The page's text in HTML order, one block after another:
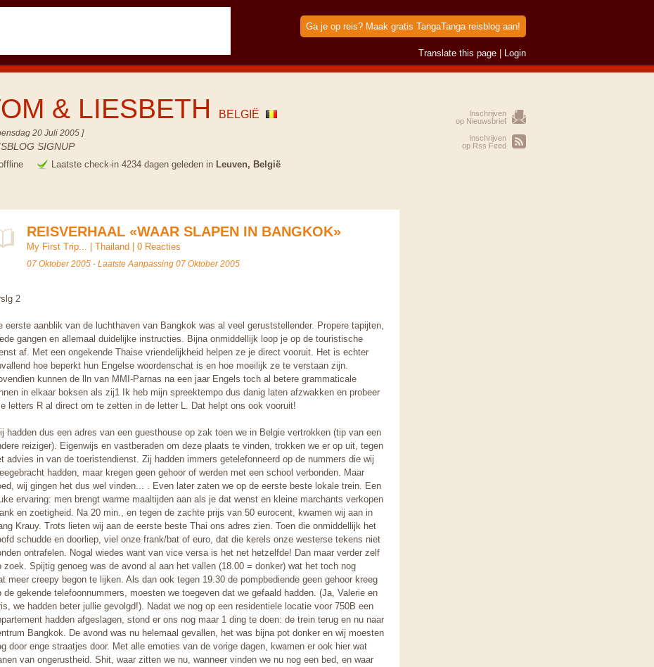
Ga je op reis? Maak gratis TangaTanga reisblog aan!
Translate this page Login
& LIESBETH BELGIË
20 Juli 2005 ]
SIGNUP
Laatste check-in 4234 dagen geleden in Leuven, België
Inschrijven
op Nieuwsbrief
Inschrijven
op Rss Feed
REISVERHAAL «WAAR SLAPEN IN BANGKOK»
My First Trip... Thailand 0 Reacties
07 Oktober 2005 - Laatste Aanpassing 07 Oktober 2005
2
eerste aanblik van de luchthaven van Bangkok was al veel geruststellender. Propere tapijten,
gangen en allemaal duidelijke instructies. Bijna onmiddellijk loop je op de touristische
af. Met een ongekende Thaise vriendelijkheid helpen ze je direct vooruit. Het is echter
hoe beperkt hun Engelse woordenschat is en hoe moeilijk ze te verstaan zijn.
kunnen de lln van MMI-Parnas na een jaar Engels toch al betere grammaticale
in elkaar boksen als zij1 Ik heb mijn spreektempo dus danig laten afzwakken en probeer
letters R al direct om te zetten in de letter L. Dat helpt ons ook vooruit!
hadden dus een adres van een guesthouse op zak toen we in Belgie vertrokken (tip van een
reiziger). Eigenwijs en vastberaden om deze plaats te vinden, trokken we er op uit, tegen
advies in van de toeristendienst. Zij hadden immers getelefonneerd op de nummers die wij
hadden, maar kregen geen gehoor of werden met een school verbonden. Maar
wij gingen het dus wel vinden... . Even later zaten we op de eerste beste lokale trein. Een
ervaring: men brengt warme maaltijden aan als je dat wenst en kleine marchants verkopen
en zoetigheid. Na 20 min., en tegen de zachte prijs van 50 eurocent, kwamen wij aan in
Krauy. Trots lieten wij aan de eerste beste Thai ons adres zien. Toen die onmiddellijk het
schudde en doorliep, viel onze frank/bat of euro, dat die kerels onze westerse tekens niet
ontrafelen. Nogal wiedes want van vice versa is het net hetzelfde! Dan maar verder zelf
zoek. Spijtig genoeg was de avond al aan het vallen (18.00 = donker) wat het toch nog
meer creepy begon te lijken. Als dan ook tegen 19.30 de pompbediende geen gehoor kreeg
de gekende telefoonnummers, moesten we toegeven dat we gefaald hadden. (Ja, Valerie en
we hadden beter jullie gevolgd!). Nadat we nog op een residentiele locatie voor 750B een
hadden afgeslagen, stond er ons nog maar 1 ding te doen: de trein terug en nu naar
Bangkok. De avond was nu helemaal gevallen, het was bijna pot donker en wij moesten
door enge straatjes door. Met alle emoties van de vorige dagen, kwamen er ook hier wat
van ongerustheid. Shit, waar zitten we nu, wanneer vinden we nu nog een bed, en waar